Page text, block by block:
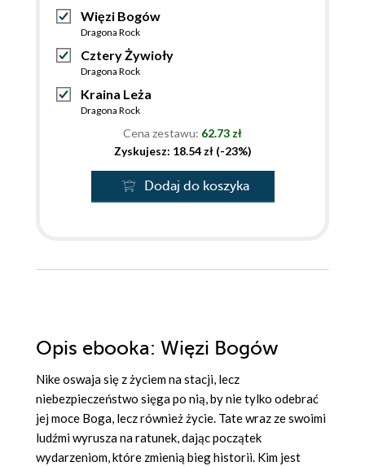
Więzi Bogów
Dragona Rock
Cztery Żywioły
Dragona Rock
Kraina Leża
Dragona Rock
Cena zestawu: 62.73 zł
Zyskujesz: 18.54 zł (-23%)
Dodaj do koszyka
Opis ebooka: Więzi Bogów
Nike oswaja się z życiem na stacji, lecz
niebezpieczeństwo sięga po nią, by nie tylko odebrać
jej moce Boga, lecz również życie. Tate wraz ze swoimi
ludźmi wyrusza na ratunek, dając początek
wydarzeniom, które zmienią bieg historii. Kim jest